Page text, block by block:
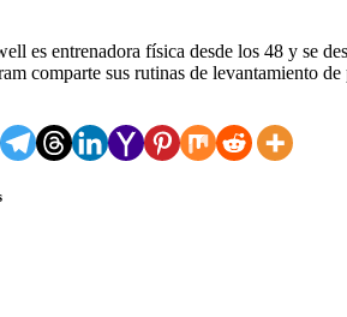
es entrenadora física desde los 48 y se
comparte sus rutinas de levantamiento de